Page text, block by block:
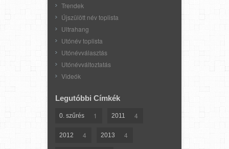
Trendek
Újszülött név toplista
Ultrahang
Utónév toplista
Utónévválasztás
Utónévváltoztatás
Videók
Legutóbbi Címkék
0. szűrés 1 2011 4
2012 4 2013 4